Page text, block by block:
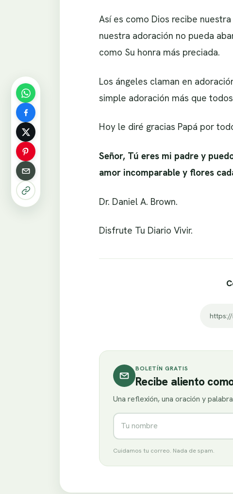
Así es como Dios recibe
nuestra adoración no pueda
como Su honra más preciada.
Los ángeles claman en
simple adoración más que
Hoy le diré gracias Papá por
Señor, Tú eres mi padre y
amor incomparable y flores
Dr. Daniel A. Brown.
Disfrute Tu Diario Vivir.
BOLETÍN GRATIS
Recibe aliento
Una reflexión, una oración y
Nombre
Cuidamos tu correo. Nada de spam.